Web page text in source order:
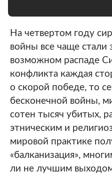
На четвертом году
войны все чаще стали
возможном распаде
конфликта каждая
о скорой победе, то
бесконечной войны,
сотен тысяч убитых,
этническим и
мировой практике
«балканизация»,
ли не лучшим